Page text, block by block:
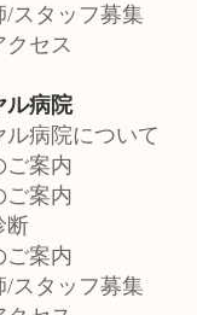
/スタッフ募集
クセス
ル病院
ル病院について
ご案内
ご案内
断
ご案内
/スタッフ募集